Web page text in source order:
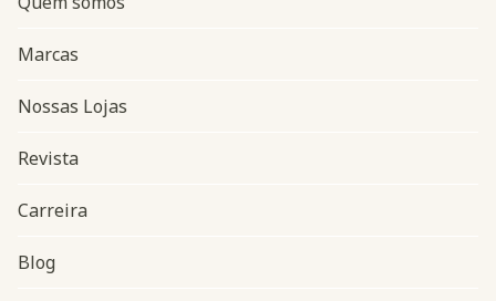
Navegação do rodapé
Marcas
Nossas Lojas
Revista
Carreira
Blog